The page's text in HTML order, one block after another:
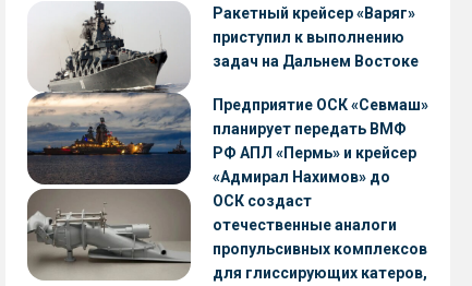
RSD59
Ракетный крейсер «Варяг»
приступил к выполнению
задач на Дальнем Востоке
Предприятие ОСК «Севмаш»
планирует передать ВМФ
РФ АПЛ «Пермь» и крейсер
«Адмирал Нахимов» до
конца 2026 года
ОСК создаст
отечественные аналоги
пропульсивных комплексов
для глиссирующих катеров,